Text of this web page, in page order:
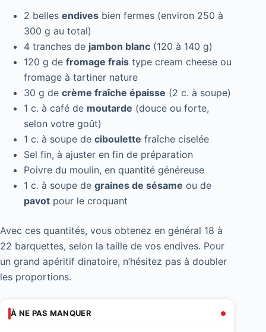
2 belles endives bien fermes (environ 250 à
300 g au total)
4 tranches de jambon blanc (120 à 140 g)
120 g de fromage frais type cream cheese ou
fromage à tartiner nature
30 g de crème fraîche épaisse (2 c. à soupe)
1 c. à café de moutarde (douce ou forte,
selon votre goût)
1 c. à soupe de ciboulette fraîche ciselée
Sel fin, à ajuster en fin de préparation
Poivre du moulin, en quantité généreuse
1 c. à soupe de graines de sésame ou de
pavot pour le croquant
Avec ces quantités, vous obtenez en général 18 à
22 barquettes, selon la taille de vos endives. Pour
un grand apéritif dinatoire, n’hésitez pas à doubler
les proportions.
À NE PAS MANQUER